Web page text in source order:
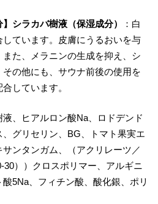
シラカバ樹液（保湿成分）
：白
ています。皮膚にうるおいを与
た、メラニンの生成を抑え、シ
の他にも、サウナ前後の使用を
しています。
液、ヒアルロン酸Na、ロドデンド
グリセリン、BG、トマト果実エ
ンタンガム、（アクリレーツ／
30））クロスポリマー、アルギニ
5Na、フィチン酸、酸化銀、ポリ